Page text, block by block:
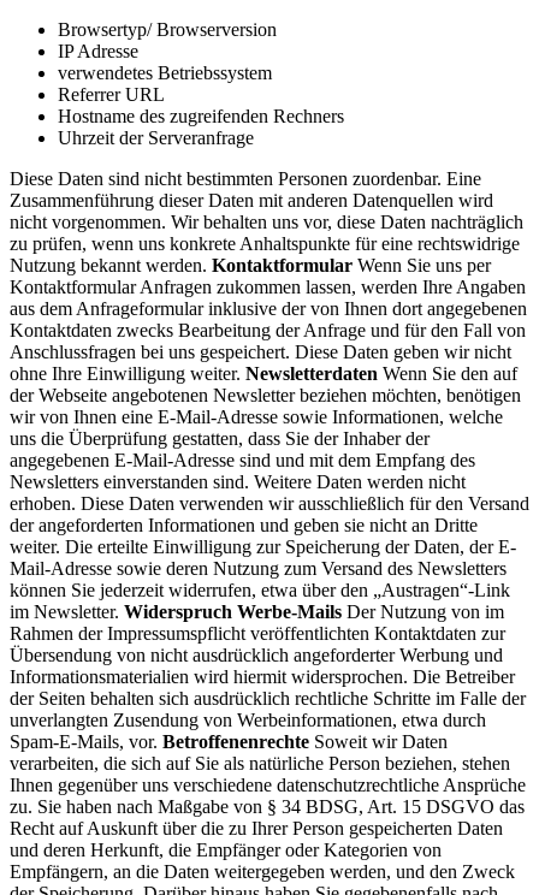
Browsertyp/ Browserversion
IP Adresse
verwendetes Betriebssystem
Referrer URL
Hostname des zugreifenden Rechners
Uhrzeit der Serveranfrage
Diese Daten sind nicht bestimmten Personen zuordenbar. Eine
Zusammenführung dieser Daten mit anderen Datenquellen wird
nicht vorgenommen. Wir behalten uns vor, diese Daten nachträglich
zu prüfen, wenn uns konkrete Anhaltspunkte für eine rechtswidrige
Nutzung bekannt werden. Kontaktformular Wenn Sie uns per
Kontaktformular Anfragen zukommen lassen, werden Ihre Angaben
aus dem Anfrageformular inklusive der von Ihnen dort angegebenen
Kontaktdaten zwecks Bearbeitung der Anfrage und für den Fall von
Anschlussfragen bei uns gespeichert. Diese Daten geben wir nicht
ohne Ihre Einwilligung weiter. Newsletterdaten Wenn Sie den auf
der Webseite angebotenen Newsletter beziehen möchten, benötigen
wir von Ihnen eine E-Mail-Adresse sowie Informationen, welche
uns die Überprüfung gestatten, dass Sie der Inhaber der
angegebenen E-Mail-Adresse sind und mit dem Empfang des
Newsletters einverstanden sind. Weitere Daten werden nicht
erhoben. Diese Daten verwenden wir ausschließlich für den Versand
der angeforderten Informationen und geben sie nicht an Dritte
weiter. Die erteilte Einwilligung zur Speicherung der Daten, der E-
Mail-Adresse sowie deren Nutzung zum Versand des Newsletters
können Sie jederzeit widerrufen, etwa über den „Austragen“-Link
im Newsletter. Widerspruch Werbe-Mails Der Nutzung von im
Rahmen der Impressumspflicht veröffentlichten Kontaktdaten zur
Übersendung von nicht ausdrücklich angeforderter Werbung und
Informationsmaterialien wird hiermit widersprochen. Die Betreiber
der Seiten behalten sich ausdrücklich rechtliche Schritte im Falle der
unverlangten Zusendung von Werbeinformationen, etwa durch
Spam-E-Mails, vor. Betroffenenrechte Soweit wir Daten
verarbeiten, die sich auf Sie als natürliche Person beziehen, stehen
Ihnen gegenüber uns verschiedene datenschutzrechtliche Ansprüche
zu. Sie haben nach Maßgabe von § 34 BDSG, Art. 15 DSGVO das
Recht auf Auskunft über die zu Ihrer Person gespeicherten Daten
und deren Herkunft, die Empfänger oder Kategorien von
Empfängern, an die Daten weitergegeben werden, und den Zweck